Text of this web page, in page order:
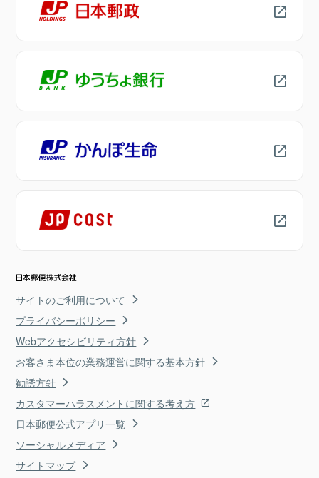
サイトのご利用について
プライバシーポリシー
Webアクセシビリティ方針
お客さま本位の業務運営に関する基本方針
勧誘方針
カスタマーハラスメントに関する考え方
日本郵便公式アプリ一覧
ソーシャルメディア
サイトマップ